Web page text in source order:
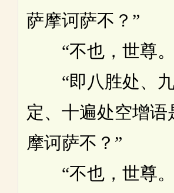
萨摩诃萨不？”
“不也，世尊
“即八胜处、九
定、十遍处空增语
摩诃萨不？”
“不也，世尊